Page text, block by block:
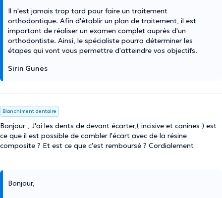
Il n'est jamais trop tard pour faire un traitement
orthodontique. Afin d'établir un plan de traitement, il est
important de réaliser un examen complet auprès d'un
orthodontiste. Ainsi, le spécialiste pourra déterminer les
étapes qui vont vous permettre d'atteindre vos objectifs.
Sirin Gunes
Blanchiment dentaire
Bonjour , J'ai les dents de devant écarter,( incisive et canines ) est
ce que il est possible de combler l'écart avec de la résine
composite ? Et est ce que c'est remboursé ? Cordialement
Bonjour,